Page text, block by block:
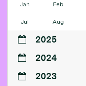
Jan Feb
Jul Aug
2025
2024
2023